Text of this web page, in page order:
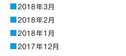
2018年3月
2018年2月
2018年1月
2017年12月